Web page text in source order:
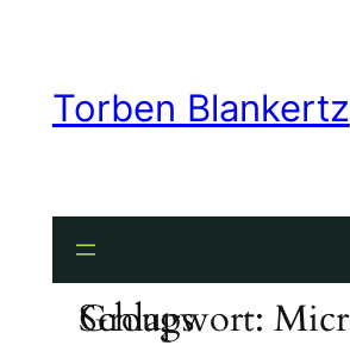
springenTorben Blankertz
Schlagwort:
Microsoft Groups